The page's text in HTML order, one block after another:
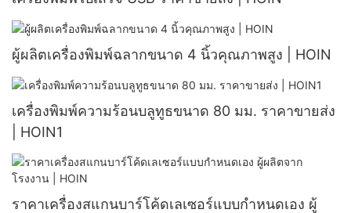
ผู้ผลิตเครื่องพิมพ์ฉลากขนาด 4 นิ้วคุณภาพสูง | HOIN
เครื่องพิมพ์ความร้อนบลูทูธขนาด 80 มม. ราคาขายส่ง
| HOIN1
ราคาเครื่องสแกนบาร์โค้ดเลเซอร์แบบกำหนดเอง ผู้